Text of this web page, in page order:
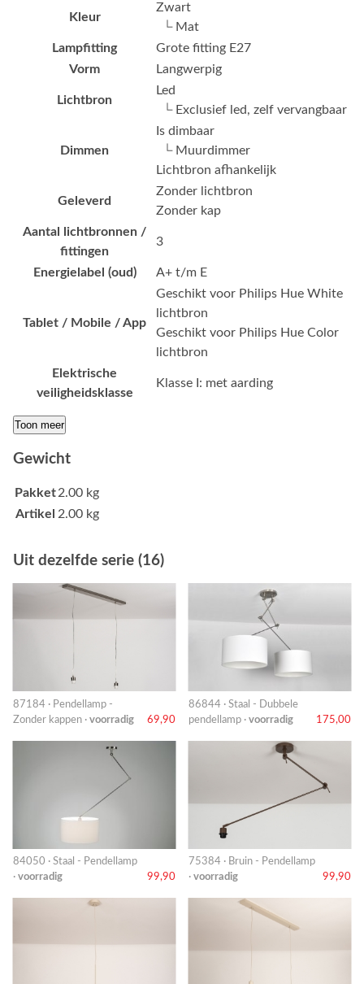
Kleur
Zwart
└ Mat
Lampfitting
Grote fitting E27
Vorm
Langwerpig
Lichtbron
Led
└ Exclusief led, zelf vervangbaar
Dimmen
Is dimbaar
└ Muurdimmer
Lichtbron afhankelijk
Geleverd
Zonder lichtbron
Zonder kap
Aantal lichtbronnen /
fittingen
3
Energielabel (oud) A+ t/m E
Tablet / Mobile / App
Geschikt voor Philips Hue White
lichtbron
Geschikt voor Philips Hue Color
lichtbron
Elektrische
veiligheidsklasse
Klasse I: met aarding
Toon meer
Gewicht
Pakket2.00 kg
Artikel 2.00 kg
Uit dezelfde serie (16)
87184 · Pendellamp -
Zonder kappen · voorradig 69,90
86844 · Staal - Dubbele
pendellamp · voorradig 175,00
84050 · Staal - Pendellamp
· voorradig 99,90
75384 · Bruin - Pendellamp
· voorradig 99,90